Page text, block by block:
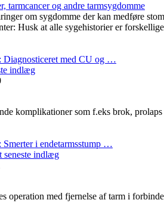
tarmcancer og andre tarmsygdomme
om sygdomme der kan medføre
Husk at alle sygehistorier er
Diagnosticeret med CU og …
indlæg
komplikationer som f.eks brok,
Smerter i endetarmsstump …
seneste indlæg
operation med fjernelse af tarm i